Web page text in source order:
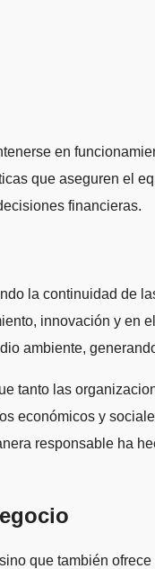
en
que aseguren el
financieras.
la continuidad de
innovación y en
ambiente,
tanto las
económicos y
responsable ha
que también